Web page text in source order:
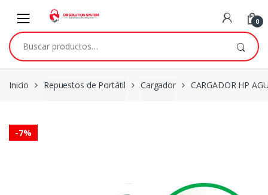
0
Inicio Repuestos de Portátil Cargador CARGADOR HP
-7%